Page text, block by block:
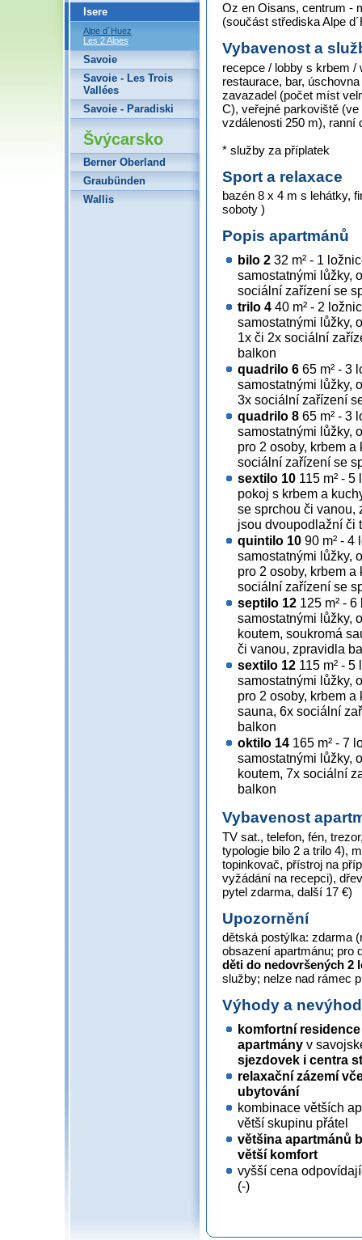
Oz en Oisans, centrum -
(součást střediska Alpe
Vybavenost a
recepce / lobby s krbem /
restaurace, bar,
zavazadel (počet míst
C), veřejné parkoviště
vzdálenosti 250 m), ranní
* služby za příplatek
Sport a relaxace
bazén 8 x 4 m s lehátky,
soboty )
Popis apartmánů
bilo 2 32 m² - 1
samostatnými lůžky,
sociální zařízení se
trilo 4 40 m² - 2
samostatnými lůžky,
1x či 2x sociální
balkon
quadrilo 6 65 m² - 3
samostatnými lůžky,
3x sociální zařízení
quadrilo 8 65 m² - 3
samostatnými lůžky,
pro 2 osoby, krbem
sociální zařízení se
sextilo 10 115 m² -
pokoj s krbem a
se sprchou či vanou,
jsou dvoupodlažní či
quintilo 10 90 m² - 4
samostatnými lůžky,
pro 2 osoby, krbem
sociální zařízení se
septilo 12 125 m² -
samostatnými lůžky,
koutem, soukromá
či vanou, zpravidla
sextilo 12 115 m² -
samostatnými lůžky,
pro 2 osoby, krbem
sauna, 6x sociální
balkon
oktilo 14 165 m² - 7
samostatnými lůžky,
koutem, 7x sociální
balkon
Vybavenost
TV sat., telefon, fén,
typologie bilo 2 a trilo 4),
topinkovač, přístroj na
vyžádání na recepci),
pytel zdarma, další 17 €)
Upozornění
dětská postýlka: zdarma
obsazení apartmánu; pro
děti do nedovršených 2
služby; nelze nad rámec
Výhody a
komfortní
apartmány v
sjezdovek i centra
relaxační zázemí
ubytování
kombinace větších
větší skupinu přátel
většina apartmánů
větší komfort
vyšší cena
(-)
Isere
Alpe d´Huez
Les 2 Alpes
Savoie
Savoie - Les Trois
Vallées
Savoie - Paradiski
Švýcarsko
Berner Oberland
Graubünden
Wallis